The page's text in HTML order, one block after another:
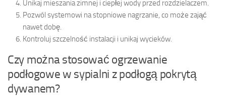
Unikaj mieszania zimnej i ciepłej wody przed rozdzielaczem.
Pozwól systemowi na stopniowe nagrzanie, co może zająć
nawet dobę.
Kontroluj szczelność instalacji i unikaj wycieków.
Czy można stosować ogrzewanie
podłogowe w sypialni z podłogą pokrytą
dywanem?